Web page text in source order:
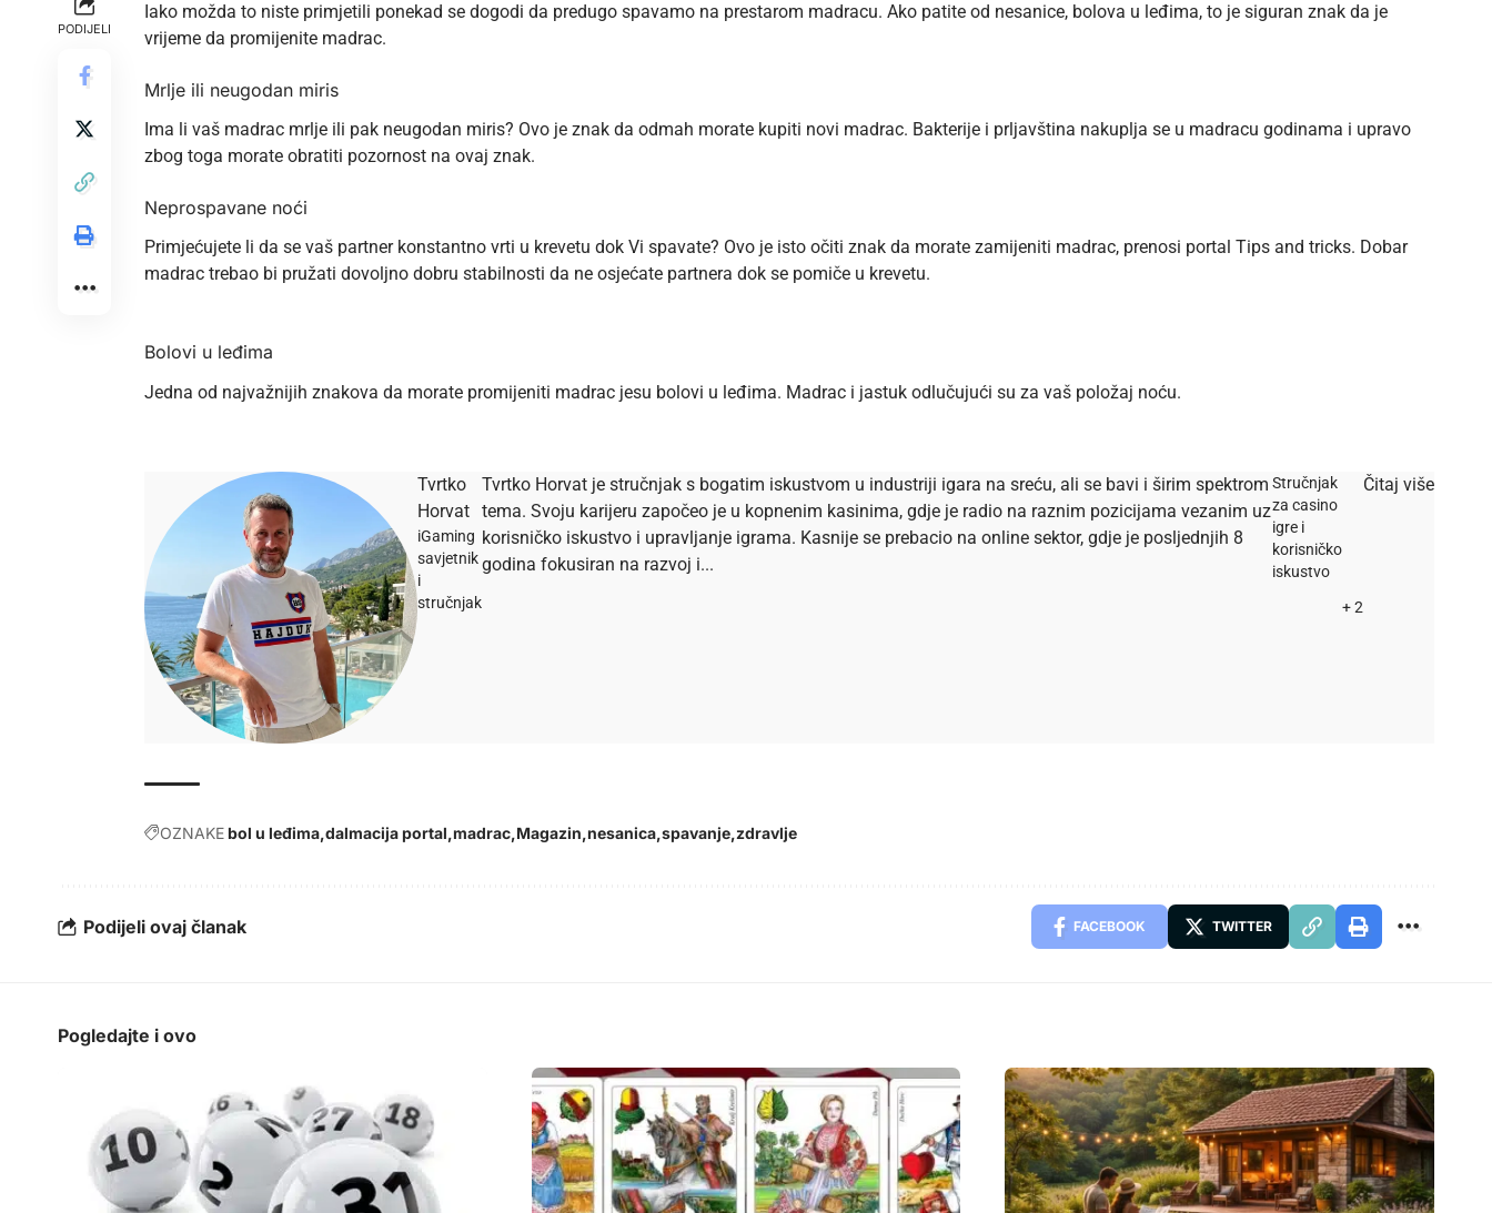
PODIJELI
Iako možda to niste primjetili ponekad se dogodi da predugo spavamo na prestarom madracu. Ako patite od nesanice, bolova u leđima, to je siguran znak da je
vrijeme da promijenite madrac.
Mrlje ili neugodan miris
Ima li vaš madrac mrlje ili pak neugodan miris? Ovo je znak da odmah morate kupiti novi madrac. Bakterije i prljavština nakuplja se u madracu godinama i upravo
zbog toga morate obratiti pozornost na ovaj znak.
Neprospavane noći
Primjećujete li da se vaš partner konstantno vrti u krevetu dok Vi spavate? Ovo je isto očiti znak da morate zamijeniti madrac, prenosi portal Tips and tricks. Dobar
madrac trebao bi pružati dovoljno dobru stabilnosti da ne osjećate partnera dok se pomiče u krevetu.
Bolovi u leđima
Jedna od najvažnijih znakova da morate promijeniti madrac jesu bolovi u leđima. Madrac i jastuk odlučujući su za vaš položaj noću.
Tvrtko
Horvat
iGaming
savjetnik
i
stručnjak
Tvrtko Horvat je stručnjak s bogatim iskustvom u industriji igara na sreću, ali se bavi i širim spektrom
tema. Svoju karijeru započeo je u kopnenim kasinima, gdje je radio na raznim pozicijama vezanim uz
korisničko iskustvo i upravljanje igrama. Kasnije se prebacio na online sektor, gdje je posljednjih 8
godina fokusiran na razvoj i...
Stručnjak
za casino
igre i
korisničko
iskustvo
+ 2
Čitaj više
OZNAKEbol u leđima dalmacija portal madrac Magazin nesanica spavanje zdravlje
Podijeli ovaj članak FACEBOOK TWITTER
Pogledajte i ovo